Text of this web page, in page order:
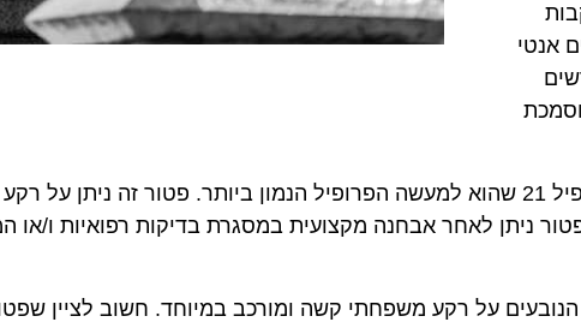
אנטי
פטור מטעמי בריאות גופנית ו/או נפשית – פטור זה ניתן באמצעות פרופיל 21 שהוא למעשה הפרופיל
ניתן לאחר אבחנה מקצועית במסגרת בדיקות רפואיות ו/או
על רקע משפחתי קשה ומורכב במיוחד. חשוב לציין